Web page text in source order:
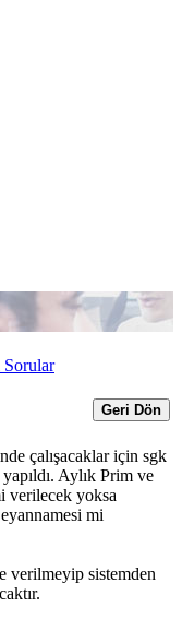
Sorular
Geri Dön
çalışacaklar için sgk
yapıldı. Aylık Prim ve
verilecek yoksa
mi
verilmeyip sistemden